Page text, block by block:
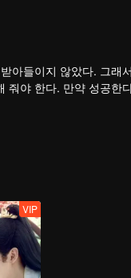
아들이지 않았다. 그래
이 어린 선녀를 사랑하게
VIP